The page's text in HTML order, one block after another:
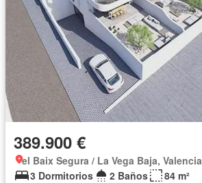
389.900 €
el Baix Segura / La Vega Baja, Valencia
3 Dormitorios
2 Baños
84 m²